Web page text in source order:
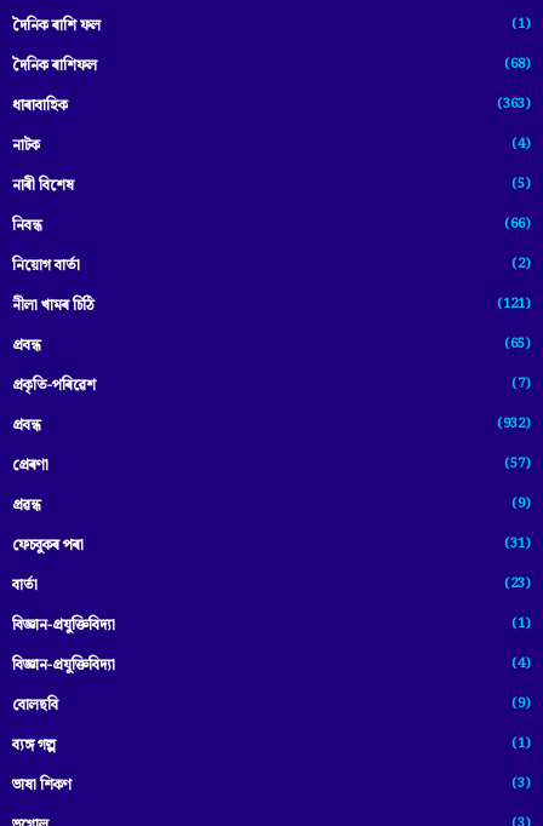
দৈনিক ৰাশি ফল (1)
দৈনিক ৰাশিফল (68)
ধাৰাবাহিক (363)
নাটক (4)
নাৰী বিশেষ (5)
নিবন্ধ (66)
নিয়োগ বাৰ্তা (2)
নীলা খামৰ চিঠি (121)
প্রবন্ধ (65)
প্ৰকৃতি-পৰিৱেশ (7)
প্ৰবন্ধ (932)
প্ৰেৰণা (57)
প্ৰৱন্ধ (9)
ফেচবুকৰ পৰা (31)
বাৰ্তা (23)
বিজ্ঞান-প্রযুক্তিবিদ্যা (1)
বিজ্ঞান-প্ৰযুক্তিবিদ্যা (4)
বোলছবি (9)
ব্যঙ্গ গল্প (1)
ভাষা শিকণ (3)